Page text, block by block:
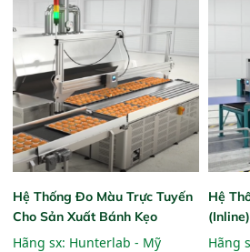
Hệ Thống Đo Màu Trực Tuyến
Cho Sản Xuất Bánh Kẹo
Hãng sx: Hunterlab - Mỹ
Hệ
Màu
Hãng